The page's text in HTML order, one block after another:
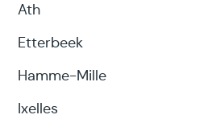
Ath
Etterbeek
Hamme-Mille
Ixelles